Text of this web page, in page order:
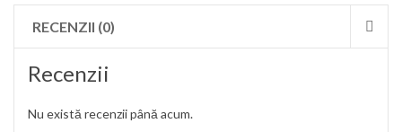
RECENZII (0)
Recenzii
Nu există recenzii până acum.